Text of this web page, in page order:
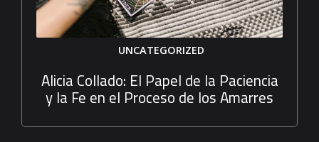
UNCATEGORIZED
Alicia Collado: El Papel de la Paciencia
y la Fe en el Proceso de los Amarres